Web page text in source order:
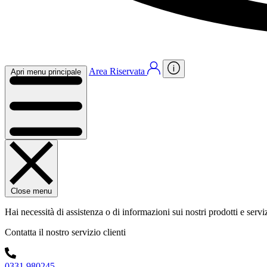
Apri menu principale Area Riservata
Close menu
Hai necessità di assistenza o di informazioni sui nostri prodotti e
Contatta il nostro servizio clienti